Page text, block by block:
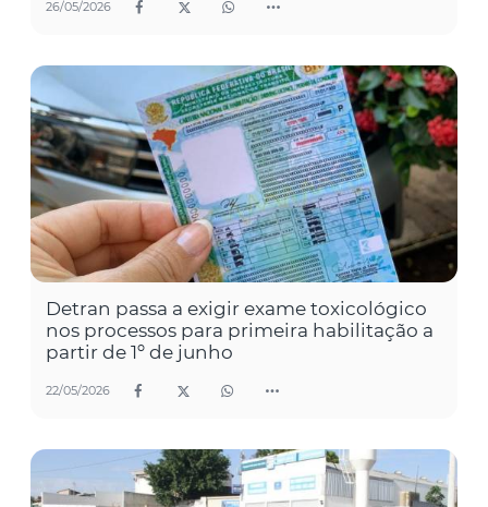
26/05/2026
Detran passa a exigir exame toxicológico
nos processos para primeira habilitação a
partir de 1º de junho
22/05/2026